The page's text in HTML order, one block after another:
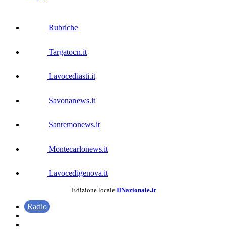
Rubriche
Targatocn.it
Lavocediasti.it
Savonanews.it
Sanremonews.it
Montecarlonews.it
Lavocedigenova.it
Edizione locale IlNazionale.it
Radio